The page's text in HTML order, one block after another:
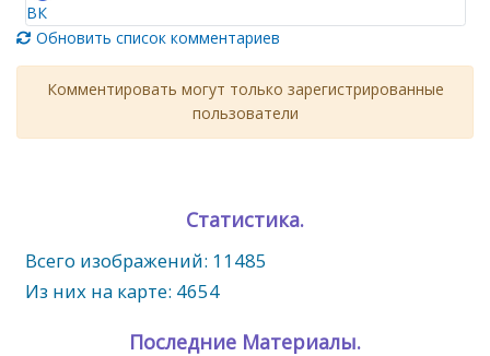
ВК
Обновить список комментариев
Комментировать могут только зарегистрированные
пользователи
Статистика.
Всего изображений: 11485
Из них на карте: 4654
Последние Материалы.